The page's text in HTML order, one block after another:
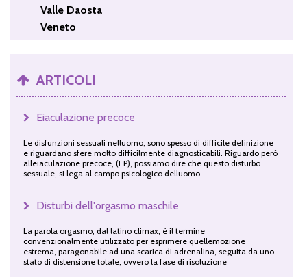
Valle Daosta
Veneto
ARTICOLI
Eiaculazione precoce
Le disfunzioni sessuali nelluomo, sono spesso di difficile definizione
e riguardano sfere molto difficilmente diagnosticabili. Riguardo però
alleiaculazione precoce, (EP), possiamo dire che questo disturbo
sessuale, si lega al campo psicologico delluomo
Disturbi dell'orgasmo maschile
La parola orgasmo, dal latino climax, è il termine
convenzionalmente utilizzato per esprimere quellemozione
estrema, paragonabile ad una scarica di adrenalina, seguita da uno
stato di distensione totale, ovvero la fase di risoluzione